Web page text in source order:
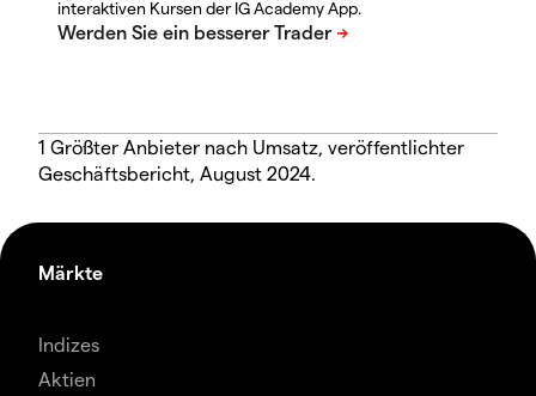
interaktiven Kursen der IG Academy App.
1 Größter Anbieter nach Umsatz, veröffentlichter
Geschäftsbericht, August 2024.
Märkte
Indizes
Aktien